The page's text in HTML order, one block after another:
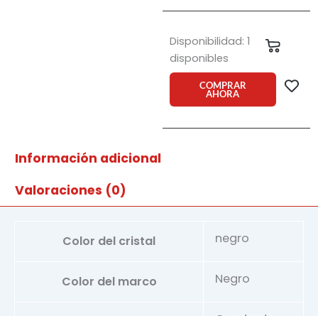
Disponibilidad: 1
disponibles
Anteojo
de
Sill
mblk/s10
COMPRAR
AHORA
Información adicional
Valoraciones (0)
Color del cristal negro
Color del marco Negro